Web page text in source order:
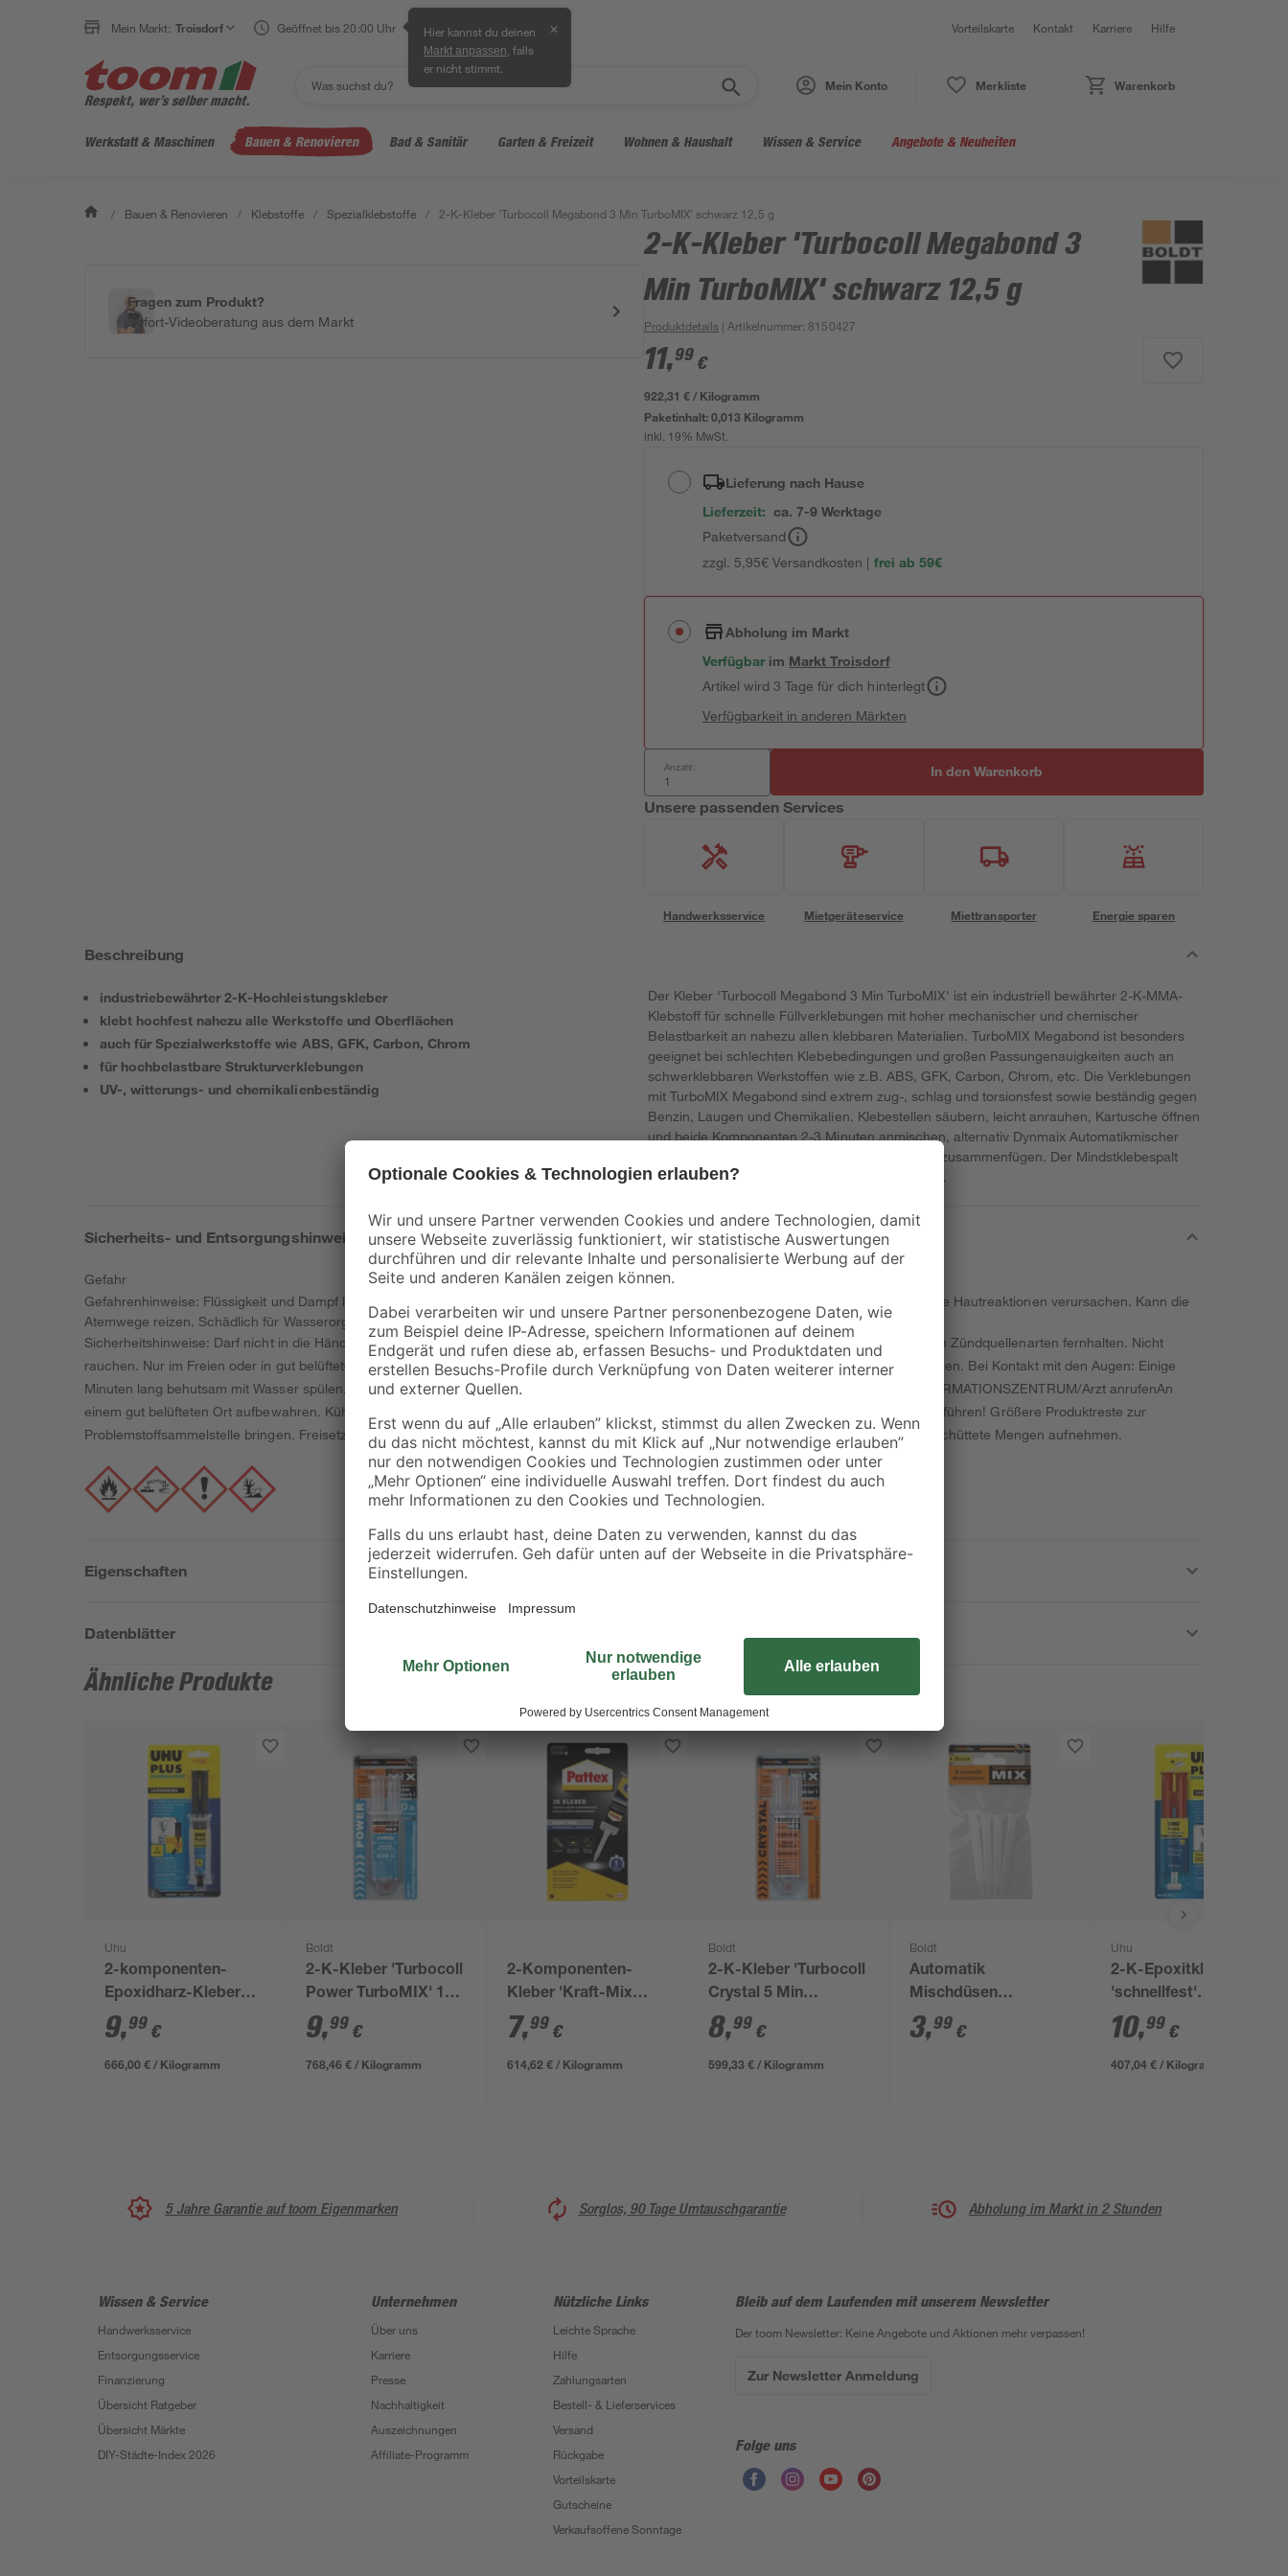
Mein Markt: Troisdorf Geöffnet bis 20:00 Uhr Hier kannst du deinen
Markt anpassen , falls
er nicht stimmt.
✕ Vorteilskarte Kontakt Karriere Hilfe
Mein Konto Merkliste Warenkorb
Werkstatt & Maschinen Bauen & Renovieren Bad & Sanitär Garten & Freizeit Wohnen & Haushalt Wissen & Service Angebote & Neuheiten
/ Bauen & Renovieren / Klebstoffe / Spezialklebstoffe / 2-K-Kleber 'Turbocoll Megabond 3 Min TurboMIX' schwarz 12,5 g
Fragen zum Produkt?
Sofort-Videoberatung aus dem Markt
2-K-Kleber 'Turbocoll Megabond 3
Min TurboMIX' schwarz 12,5 g
Produktdetails | Artikelnummer: 8150427
11,99 €
922,31 € / Kilogramm
Paketinhalt:0,013 Kilogramm
inkl. 19% MwSt.
Lieferung nach Hause
Lieferzeit: ca. 7-9 Werktage
Paketversand
zzgl. 5,95€ Versandkosten | frei ab 59€
Abholung im Markt
Verfügbar im MarktTroisdorf
Artikel wird 3 Tage für dich hinterlegt
Verfügbarkeit in anderen Märkten
Anzahl: In den Warenkorb
Unsere passenden Services
Handwerksservice Mietgeräteservice Miettransporter Energie sparen
Beschreibung
industriebewährter 2-K-Hochleistungskleber
klebt hochfest nahezu alle Werkstoffe und Oberflächen
auch für Spezialwerkstoffe wie ABS, GFK, Carbon, Chrom
für hochbelastbare Strukturverklebungen
UV-, witterungs- und chemikalienbeständig
Der Kleber 'Turbocoll Megabond 3 Min TurboMIX' ist ein industriell bewährter 2-K-MMA-
Klebstoff für schnelle Füllverklebungen mit hoher mechanischer und chemischer
Belastbarkeit an nahezu allen klebbaren Materialien. TurboMIX Megabond ist besonders
geeignet bei schlechten Klebebedingungen und großen Passungenauigkeiten auch an
schwerklebbaren Werkstoffen wie z.B. ABS, GFK, Carbon, Chrom, etc. Die Verklebungen
mit TurboMIX Megabond sind extrem zug-, schlag und torsionsfest sowie beständig gegen
Benzin, Laugen und Chemikalien. Klebestellen säubern, leicht anrauhen, Kartusche öffnen
und beide Komponenten 2-3 Minuten anmischen, alternativ Dynmaix Automatikmischer
verwenden, ein- oder beidseitig auftragen, Teile zusammenfügen. Der Mindstklebespalt
beträgt 0,5 mm. Kühl, dunkel und trocken lagern.
Sicherheits- und Entsorgungshinweise
Gefahr
Gefahrenhinweise: Flüssigkeit und Dampf leicht entzündbar. Verursacht Hautreizungen. Verursacht schwere Augenschäden. Kann allergische Hautreaktionen verursachen. Kann die
Atemwege reizen. Schädlich für Wasserorganismen mit langfristiger Wirkung. Giftig für Wasserorganismen mit langfristiger Wirkung.
Sicherheitshinweise: Darf nicht in die Hände von Kindern gelangen. Von Hitze, heißen Oberflächen, Funken, offenen Flammen sowie anderen Zündquellenarten fernhalten. Nicht
rauchen. Nur im Freien oder in gut belüfteten Räumen verwenden. Schutzhandschuhe / Schutzkleidung / Augenschutz / Gesichtsschutz tragen. Bei Kontakt mit den Augen: Einige
Minuten lang behutsam mit Wasser spülen. Eventuell vorhandene Kontaktlinsen nach Möglichkeit entfernen. Weiter spülen.: Sofort GIFTINFORMATIONSZENTRUM/Arzt anrufenAn
einem gut belüfteten Ort aufbewahren. Kühl halten. Unter Verschluss aufbewahren. Behälter nur völlig restentleert der Wertstoffsammlung zuführen! Größere Produktreste zur
Problemstoffsammelstelle bringen. Freisetzung in die Umwelt vermeiden. Bei Unwohlsein GIFTINFORMATIONSZENTRUM/Arzt anrufen. Verschüttete Mengen aufnehmen.
Eigenschaften
Datenblätter
Ähnliche Produkte
Uhu
2-komponenten-
Epoxidharz-Kleber
'Schnellfest'
transparent 15,5 g
9,99 €
666,00 € / Kilogramm
Boldt
2-K-Kleber 'Turbocoll
Power TurboMIX' 12,5
g
9,99 €
768,46 € / Kilogramm
2-Komponenten-
Kleber 'Kraft-Mix
Extrem Schnell'
transparent 12 g
7,99 €
614,62 € / Kilogramm
Boldt
2-K-Kleber 'Turbocoll
Crystal 5 Min
TurboMIX' 15 g
8,99 €
599,33 € / Kilogramm
Boldt
Automatik
Mischdüsen
'Turbocoll Dynamix
TurboMIX' 4 Stück
3,99 €
Uhu
2-K-Epoxitkleber
'schnellfest'
transparent 27 g
10,99 €
407,04 € / Kilogramm
5 Jahre Garantie auf toom Eigenmarken Sorglos, 90 Tage Umtauschgarantie Abholung im Markt in 2 Stunden
Wissen & Service
Handwerksservice
Entsorgungsservice
Finanzierung
Übersicht Ratgeber
Übersicht Märkte
DIY-Städte-Index 2026
Unternehmen
Über uns
Karriere
Presse
Nachhaltigkeit
Auszeichnungen
Affiliate-Programm
Nützliche Links
Leichte Sprache
Hilfe
Zahlungsarten
Bestell- & Lieferservices
Versand
Rückgabe
Vorteilskarte
Gutscheine
Verkaufsoffene Sonntage
Bleib auf dem Laufenden mit unserem Newsletter
Der toom Newsletter: Keine Angebote und Aktionen mehr verpassen!
Zur Newsletter Anmeldung
Folge uns